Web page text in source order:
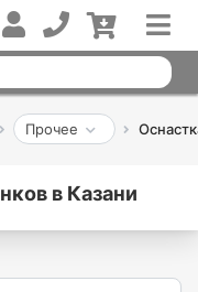
Прочее
в Казани